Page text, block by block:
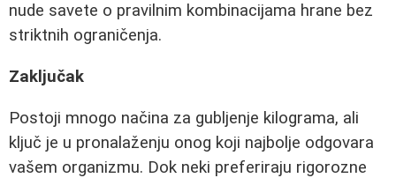
nude savete o pravilnim kombinacijama hrane bez
striktnih ograničenja.
Zaključak
Postoji mnogo načina za gubljenje kilograma, ali
ključ je u pronalaženju onog koji najbolje odgovara
vašem organizmu. Dok neki preferiraju rigorozne